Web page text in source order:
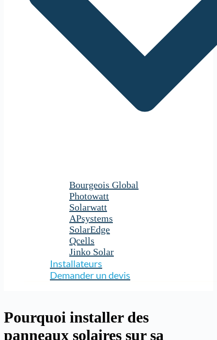
Bourgeois Global
Photowatt
Solarwatt
APsystems
SolarEdge
Qcells
Jinko Solar
Installateurs
Demander un devis
Pourquoi installer des
panneaux solaires sur sa